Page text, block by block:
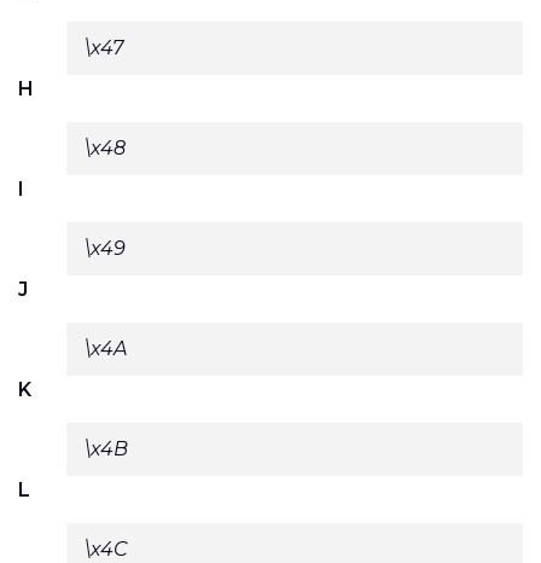
\x47
H
\x48
I
\x49
J
\x4A
K
\x4B
L
\x4C